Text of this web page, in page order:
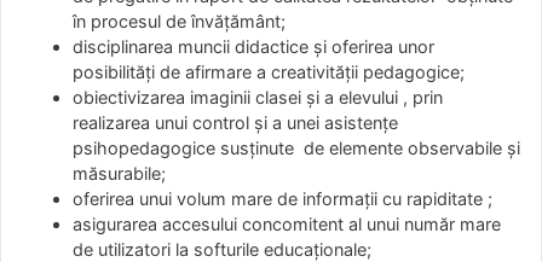
în procesul de învățământ;
disciplinarea muncii didactice și oferirea unor
posibilități de afirmare a creativității pedagogice;
obiectivizarea imaginii clasei și a elevului , prin
realizarea unui control și a unei asistențe
psihopedagogice susținute de elemente observabile și
măsurabile;
oferirea unui volum mare de informații cu rapiditate ;
asigurarea accesului concomitent al unui număr mare
de utilizatori la softurile educaționale;